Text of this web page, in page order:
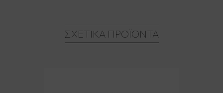
ΣΧΕΤΙΚΆ ΠΡΟΪΌΝΤΑ